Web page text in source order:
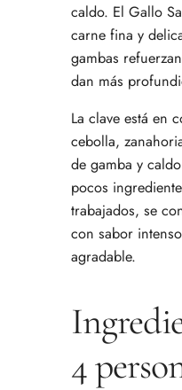
caldo. El Gallo
carne fina y
gambas
dan más
La clave está en
cebolla,
de gamba y
pocos
trabajados, se
con sabor
agradable.
4